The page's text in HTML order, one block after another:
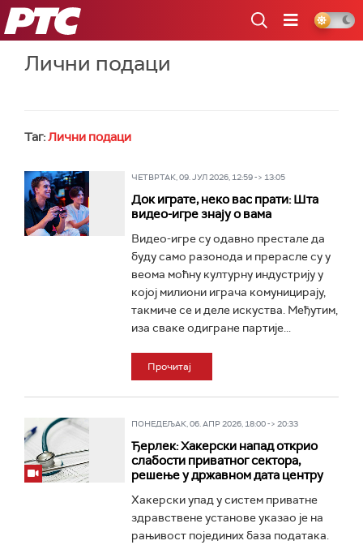
РТС
Лични подаци
Таг:Лични подаци
ЧЕТВРТАК, 09. ЈУЛ 2026, 12:59 -> 13:05
Док играте, неко вас прати: Шта
видео-игре знају о вама
Видео-игре су одавно престале да
буду само разонода и прерасле су у
веома моћну културну индустрију у
којој милиони играча комуницирају,
такмиче се и деле искуства. Међутим,
иза сваке одигране партије...
Прочитај
ПОНЕДЕЉАК, 06. АПР 2026, 18:00 -> 20:33
Ђерлек: Хакерски напад открио
слабости приватног сектора,
решење у државном дата центру
Хакерски упад у систем приватне
здравствене установе указао је на
рањивост појединих база података.